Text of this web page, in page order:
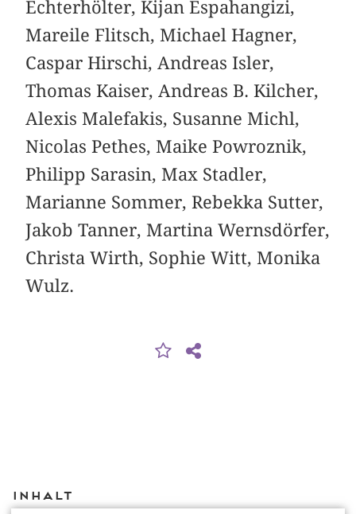
Echterhölter, Kijan Espahangizi,
Mareile Flitsch, Michael Hagner,
Caspar Hirschi, Andreas Isler,
Thomas Kaiser, Andreas B. Kilcher,
Alexis Malefakis, Susanne Michl,
Nicolas Pethes, Maike Powroznik,
Philipp Sarasin, Max Stadler,
Marianne Sommer, Rebekka Sutter,
Jakob Tanner, Martina Wernsdörfer,
Christa Wirth, Sophie Witt, Monika
Wulz.
Inhalt